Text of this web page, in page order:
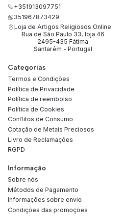
+351913097751
351967873429
Loja de Artigos Religiosos Online
Rua de São Paulo 33, loja 46
2495-435 Fátima
Santarém - Portugal
Categorias
Termos e Condições
Política de Privacidade
Política de reembolso
Política de Cookies
Conflitos de Consumo
Cotação de Metais Preciosos
Livro de Reclamações
RGPD
Informação
Sobre nós
Métodos de Pagamento
Informações sobre envio
Condições das promoções